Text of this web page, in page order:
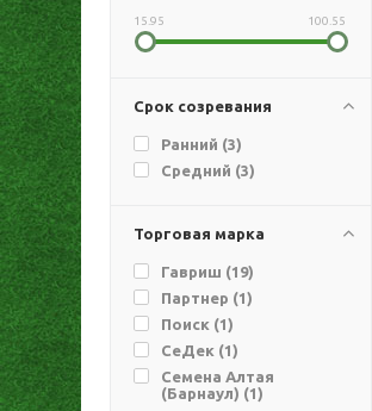
15.95 100.55
Срок созревания
Ранний (3)
Средний (3)
Торговая марка
Гавриш (19)
Партнер (1)
Поиск (1)
СеДек (1)
Семена Алтая
(Барнаул) (1)